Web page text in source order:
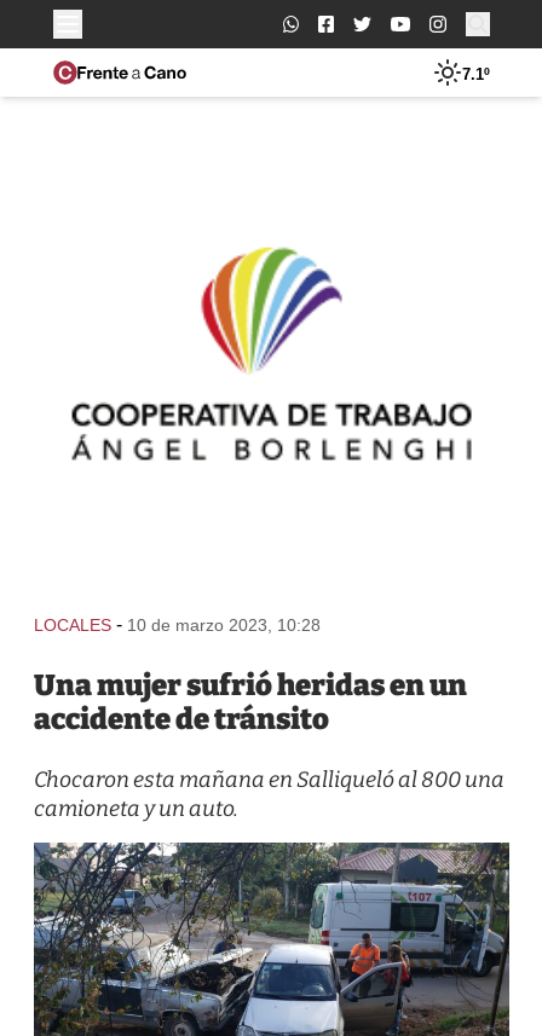
Buscar:
7.1º
LOCALES - 10 de marzo 2023, 10:28
Una mujer sufrió heridas en un
accidente de tránsito
Chocaron esta mañana en Salliqueló al 800 una
camioneta y un auto.